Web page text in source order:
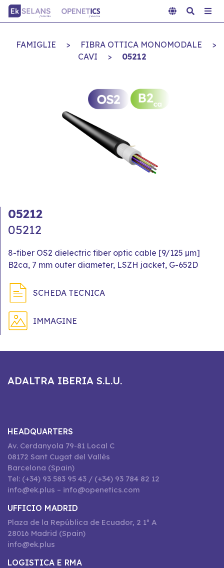
FAMIGLIE > FIBRA OTTICA MONOMODALE
>
CAVI
> 05212
05212
05212
8-fiber OS2 dielectric fiber optic cable [9/125 µm]
B2ca, 7 mm outer diameter, LSZH jacket, G-652D
SCHEDA TECNICA
IMMAGINE
ADALTRA IBERIA S.L.U.
HEADQUARTERS
Av. Cerdanyola 79-81 Local C
08172 Sant Cugat del Vallès
Barcelona (Spain)
Tel: (+34) 93 583 95 43 / (+34) 93 784 82 12
info@ek.plus – info@openetics.com
UFFICIO MADRID
Plaza de la República de Ecuador, 2 1º A
28016 Madrid (Spain)
info@ek.plus
LOGISTICA E RMA